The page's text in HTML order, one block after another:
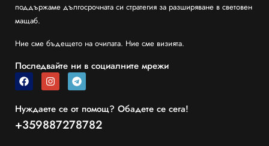
поддържаме дългосрочната си стратегия за разширяване в световен
мащаб.
Ние сме бъдещето на очилата. Ние сме визията.
Последвайте ни в социалните мрежи
Нуждаете се от помощ? Обадете се сега!
+359887278782